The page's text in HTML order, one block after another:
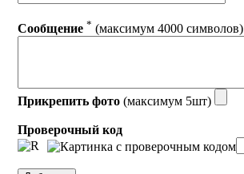
Сообщение * (максимум 4000 символов)
Прикрепить фото (максимум 5шт)
Проверочный код